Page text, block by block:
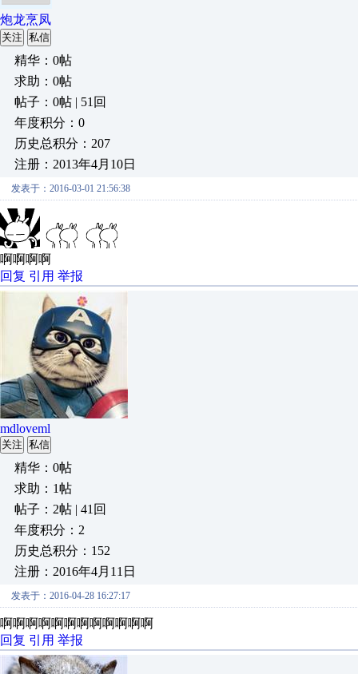
炮龙烹凤
关注 私信
精华：0帖
求助：0帖
帖子：0帖 | 51回
年度积分：0
历史总积分：207
注册：2013年4月10日
发表于：2016-03-01 21:56:38
啊啊啊啊
回复 引用 举报
mdloveml
关注 私信
精华：0帖
求助：1帖
帖子：2帖 | 41回
年度积分：2
历史总积分：152
注册：2016年4月11日
发表于：2016-04-28 16:27:17
啊啊啊啊啊啊啊啊啊啊啊啊
回复 引用 举报